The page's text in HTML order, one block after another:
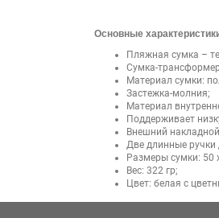
Основные
Пляжная сумка –
Сумка-
Материал сумки:
Застежка-молния;
Материал
Поддерживает
Внешний
Две длинные ручки
Размеры сумки: 50
Вес: 322 гр;
Цвет: белая с